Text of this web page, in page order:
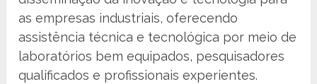
as empresas industriais, oferecendo
assistência técnica e tecnológica por meio de
laboratórios bem equipados, pesquisadores
qualificados e profissionais experientes.